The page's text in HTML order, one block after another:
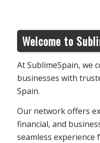
Welcome to
At SublimeSpain, we
businesses with
Spain.
Our network offers
financial, and
seamless